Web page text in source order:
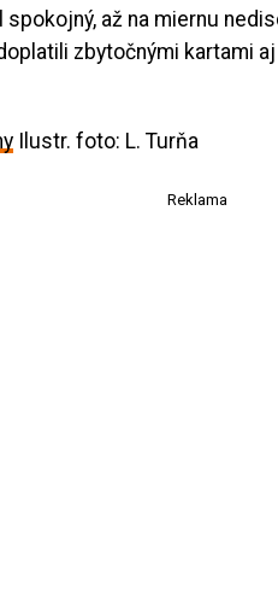
až na miernu
zbytočnými kartami
Ilustr. foto: L. Turňa
Reklama